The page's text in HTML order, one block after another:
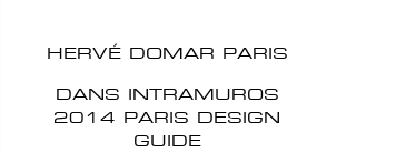
HERVÉ DOMAR PARIS
DANS INTRAMUROS
2014 PARIS DESIGN
GUIDE